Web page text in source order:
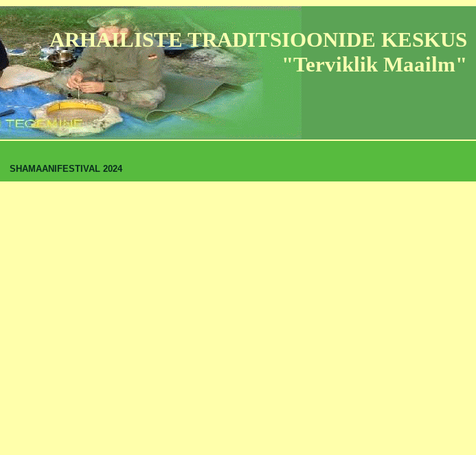
ARHAILISTE TRADITSIOONIDE KESKUS
"Terviklik Maailm"
SHAMAANIFESTIVAL 2024